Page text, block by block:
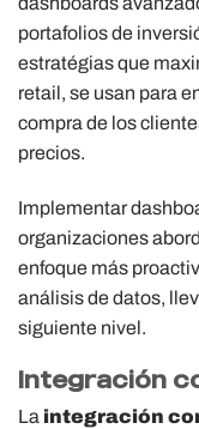
portafolios de
estratégias que
retail, se usan para
compra de los
precios.
Implementar
organizaciones
enfoque más
análisis de datos,
siguiente nivel.
Integración
La integración